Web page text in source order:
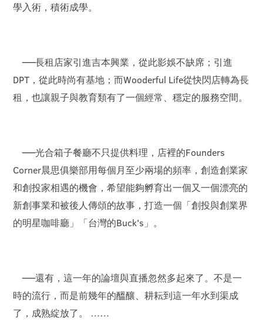
學入術，積術成學。
──長租店家引進吉本興業，從此影娛不缺席；引進
DPT，從此時尚有基地；而Wooderful Life從快閃店轉為長
租，也讓親子與教育類有了一個經常、穩定的服務空間。
──光合箱子餐廳不只提供料理，店裡的Founders
Corner晨思俱樂部用每個月至少兩場的頻率，創造創業家
和創投家相遇的機會，希望能夠孵育出一個又一個漂亮的
新創事業和被後人傳頌的故事，打造一個「創投與創業界
的明星咖啡廳」「台灣的Buck's」。
──還有，這一年的論壇與直播忽然多起來了。不是一
時的流行，而是前幾年的醞釀、耕耘到這一年水到渠成
了，成熟綻放了。 ……